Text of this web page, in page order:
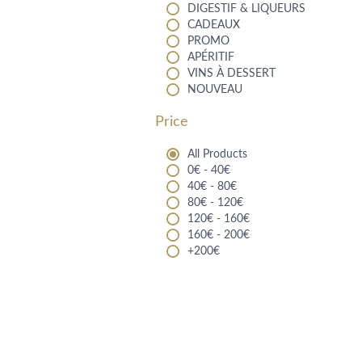
DIGESTIF & LIQUEURS
CADEAUX
PROMO
APÉRITIF
VINS À DESSERT
NOUVEAU
Price
All Products
0€ - 40€
40€ - 80€
80€ - 120€
120€ - 160€
160€ - 200€
+200€